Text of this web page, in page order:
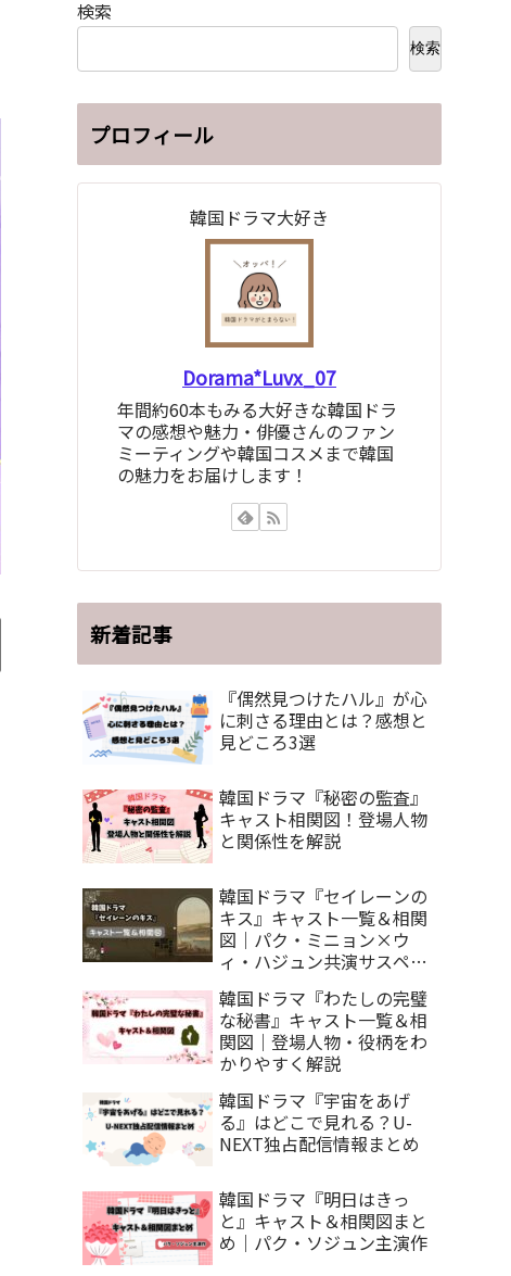
検索
検索
プロフィール
韓国ドラマ大好き
Dorama*Luvx_07
年間約60本もみる大好きな韓国ドラ
マの感想や魅力・俳優さんのファン
ミーティングや韓国コスメまで韓国
の魅力をお届けします！
新着記事
『偶然見つけたハル』が心
に刺さる理由とは？感想と
見どころ3選
韓国ドラマ『秘密の監査』
キャスト相関図！登場人物
と関係性を解説
韓国ドラマ『セイレーンの
キス』キャスト一覧＆相関
図｜パク・ミニョン×ウ
ィ・ハジュン共演サスペン
韓国ドラマ『わたしの完璧
な秘書』キャスト一覧＆相
関図｜登場人物・役柄をわ
かりやすく解説
韓国ドラマ『宇宙をあげ
る』はどこで見れる？U-
NEXT独占配信情報まとめ
韓国ドラマ『明日はきっ
と』キャスト＆相関図まと
め｜パク・ソジュン主演作